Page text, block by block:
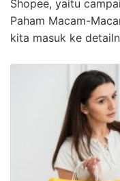
Shopee, yaitu
Paham Macam-
kita masuk ke